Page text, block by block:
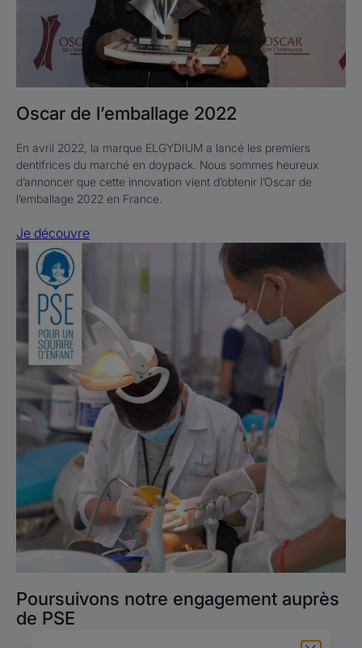
Oscar de l’emballage 2022
En avril 2022, la marque ELGYDIUM a lancé les premiers
dentifrices du marché en doypack. Nous sommes heureux
d’annoncer que cette innovation vient d’obtenir l’Oscar de
l’emballage 2022 en France.
Je découvre
Je
découvre
Poursuivons
notre
engagement
auprès
de
PSE
Poursuivons notre engagement auprès
de PSE